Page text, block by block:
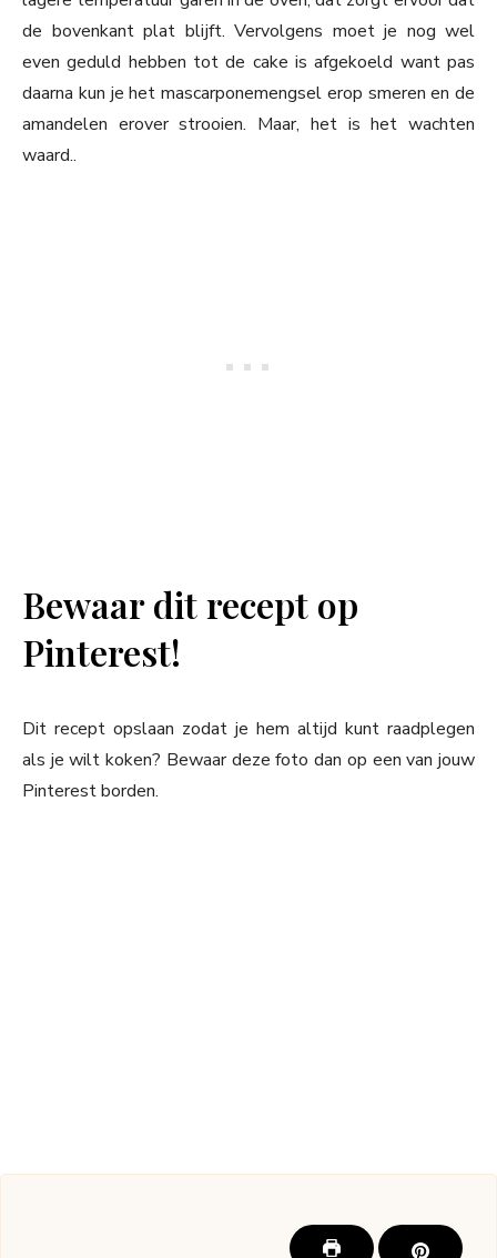
de bovenkant plat blijft. Vervolgens moet je nog wel
even geduld hebben tot de cake is afgekoeld want pas
daarna kun je het mascarponemengsel erop smeren en de
amandelen erover strooien. Maar, het is het wachten
waard..
Bewaar dit recept op
Pinterest!
Dit recept opslaan zodat je hem altijd kunt raadplegen
als je wilt koken? Bewaar deze foto dan op een van jouw
Pinterest borden.